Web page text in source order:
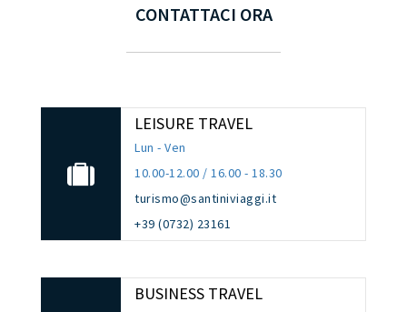
CONTATTACI ORA
LEISURE TRAVEL
Lun - Ven
10.00-12.00 / 16.00 - 18.30
turismo@santiniviaggi.it
+39 (0732) 23161
BUSINESS TRAVEL